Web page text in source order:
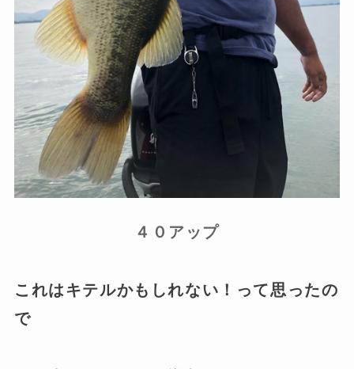
４０アップ
これはキテルかもしれない！って思ったの
で